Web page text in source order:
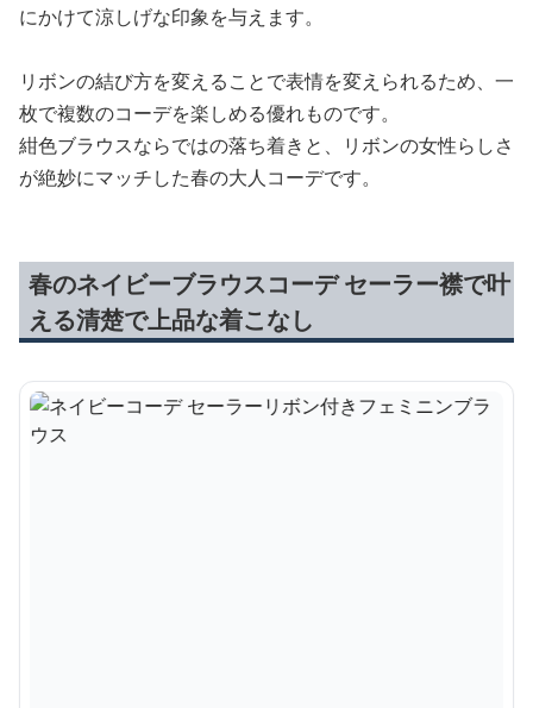
にかけて涼しげな印象を与えます。
リボンの結び方を変えることで表情を変えられるため、一
枚で複数のコーデを楽しめる優れものです。
紺色ブラウスならではの落ち着きと、リボンの女性らしさ
が絶妙にマッチした春の大人コーデです。
春のネイビーブラウスコーデ セーラー襟で叶
える清楚で上品な着こなし